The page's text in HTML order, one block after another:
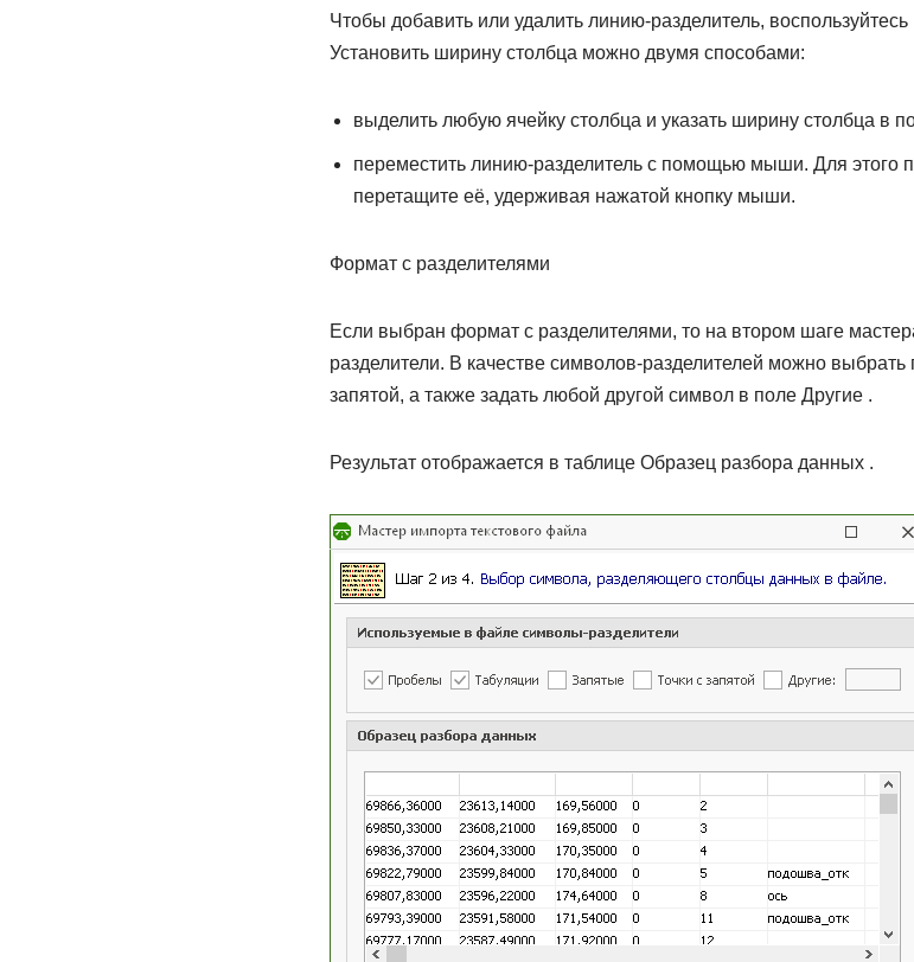
Чтобы добавить или удалить линию-разделитель,
Установить ширину столбца можно двумя способами:
выделить любую ячейку столбца и указать ширину столбца в
переместить линию-разделитель с помощью мыши. Для этого
перетащите её, удерживая нажатой кнопку мыши.
Формат с разделителями
Если выбран формат с разделителями, то на втором шаге
разделители. В качестве символов-разделителей можно
запятой, а также задать любой другой символ в поле Другие .
Результат отображается в таблице Образец разбора данных .